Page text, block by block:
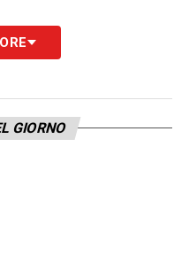
Yildiz, Kean.
TOP NEWS
GIORNO